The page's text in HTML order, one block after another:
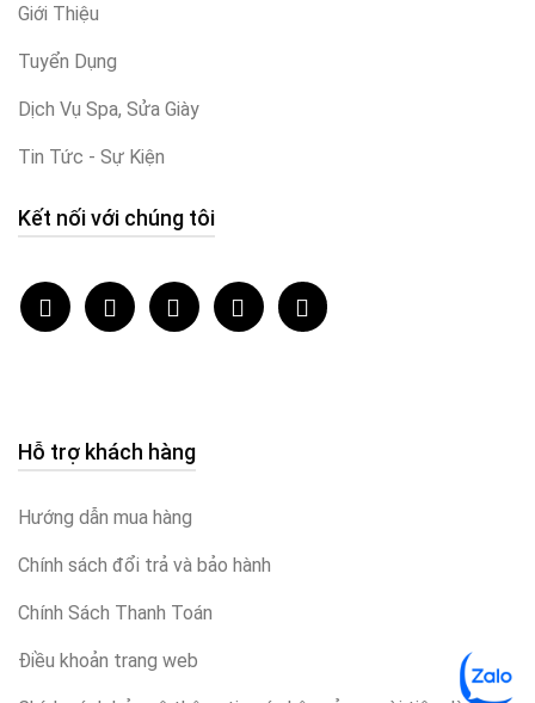
Giới Thiệu
Tuyển Dụng
Dịch Vụ Spa, Sửa Giày
Tin Tức - Sự Kiện
Kết nối với chúng tôi
Hỗ trợ khách hàng
Hướng dẫn mua hàng
Chính sách đổi trả và bảo hành
Chính Sách Thanh Toán
Điều khoản trang web